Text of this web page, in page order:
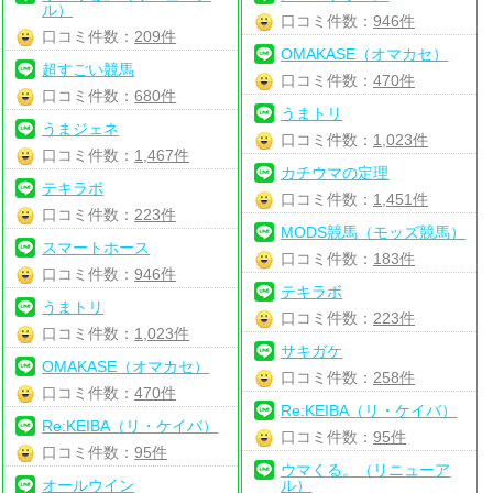
ル）
口コミ件数： 209件
超すごい競馬
口コミ件数：680件
うまジェネ
口コミ件数： 1,467件
テキラボ
口コミ件数： 223件
スマートホース
口コミ件数：946件
うまトリ
口コミ件数： 1,023件
OMAKASE（オマカセ）
口コミ件数：470件
Re:KEIBA（リ・ケイバ）
口コミ件数：95件
オールウイン
口コミ件数： 946件
OMAKASE（オマカセ）
口コミ件数： 470件
うまトリ
口コミ件数： 1,023件
カチウマの定理
口コミ件数： 1,451件
MODS競馬（モッズ競馬）
口コミ件数： 183件
テキラボ
口コミ件数： 223件
サキガケ
口コミ件数： 258件
Re:KEIBA（リ・ケイバ）
口コミ件数： 95件
ウマくる。（リニューア
ル）